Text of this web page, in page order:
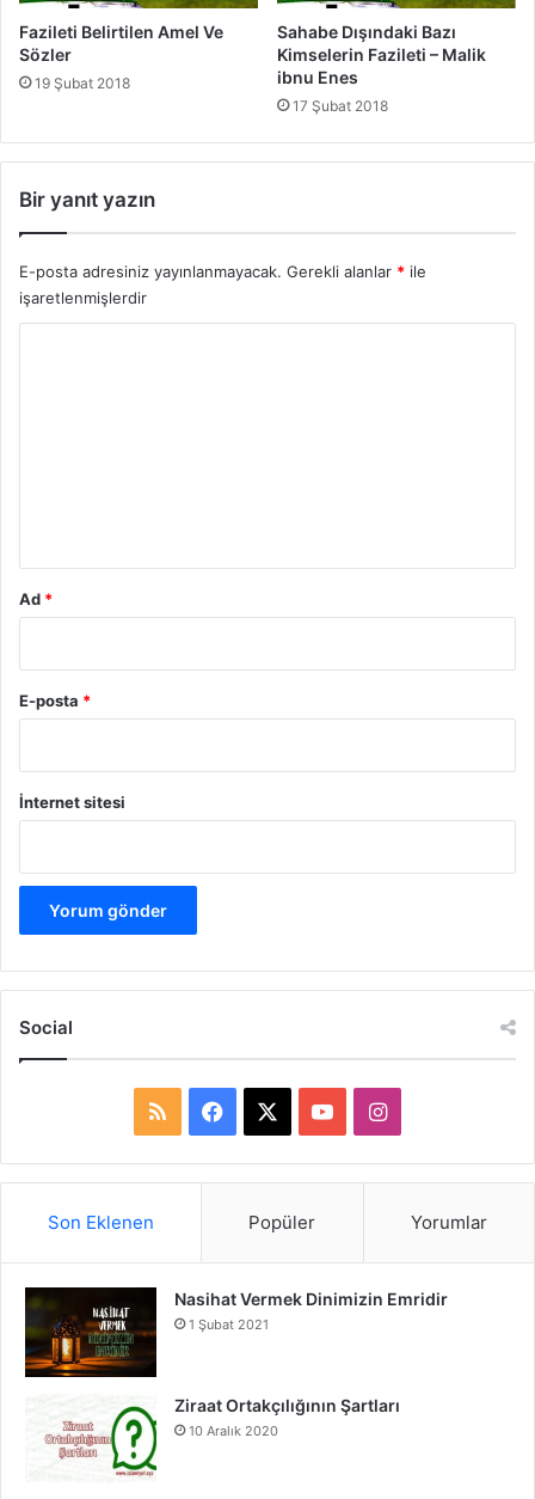
.
D
a
d
a
Fazileti Belirtilen Amel Ve
Sözler
19 Şubat 2018
Sahabe Dışındaki Bazı
Kimselerin Fazileti – Malik
ibnu Enes
17 Şubat 2018
Bir yanıt yazın
E-posta adresiniz yayınlanmayacak. Gerekli alanlar * ile
işaretlenmişlerdir
Ad *
E-posta *
İnternet sitesi
Social
S
a
b
o
o
u
e
I
n
a
r
Son Eklenen Popüler Yorumlar
Nasihat Vermek Dinimizin Emridir
1 Şubat 2021
Ziraat Ortakçılığının Şartları
10 Aralık 2020